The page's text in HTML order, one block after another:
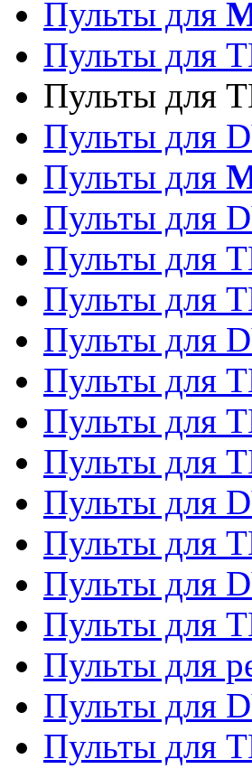
Пульты для
Пульты для
Пульты для
Пульты для
Пульты для
Пульты для
Пульты для
Пульты для
Пульты для
Пульты для
Пульты для
Пульты для
Пульты для
Пульты для
Пульты для
Пульты для
Пульты для
Пульты для
Пульты для